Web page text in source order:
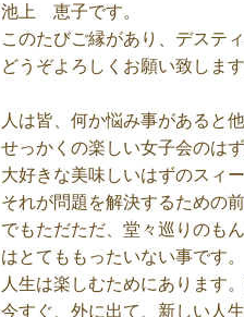
池上 恵子です。
このたびご縁があり、デステ
どうぞよろしくお願い致します
人は皆、何か悩み事があると
せっかくの楽しい女子会のは
大好きな美味しいはずのスィ
それが問題を解決するための
でもただただ、堂々巡りのも
はとてももったいない事です。
人生は楽しむためにあります
今すぐ、外に出て、新しい人